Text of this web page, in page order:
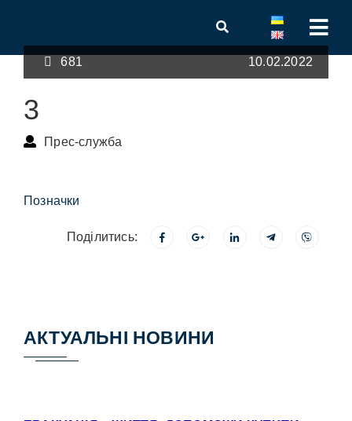
681 10.02.2022
3
Прес-служба
Позначки
Поділитись:
АКТУАЛЬНІ НОВИНИ